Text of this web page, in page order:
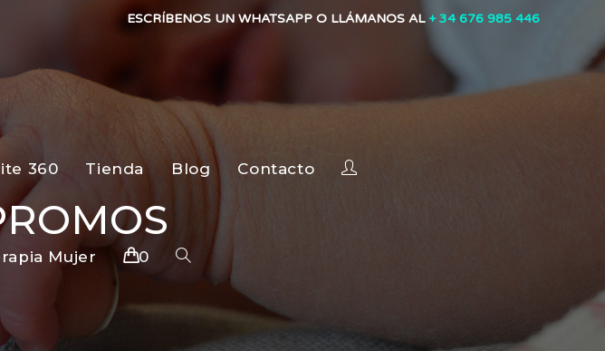
ESCRÍBENOS UN WHATSAPP O LLÁMANOS AL + 34 676 985 446
360 Tienda Blog Contacto
Mujer 0